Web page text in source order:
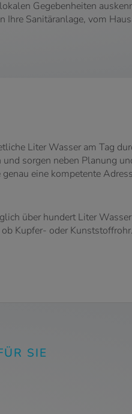
Gegebenheiten
Sanitäranlage, vom
Liter Wasser am Tag
sorgen neben Planung
eine kompetente
über hundert Liter
Kupfer- oder
SIE